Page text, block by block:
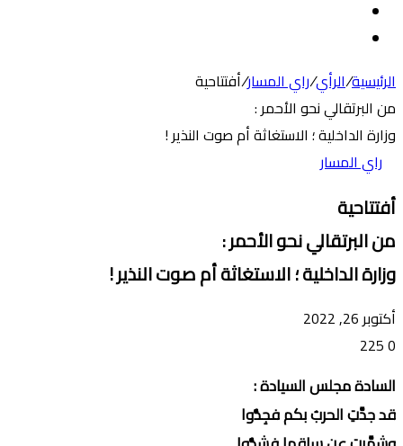
المظلم
الرئيسية/الرأي/راي المسار/أفتتاحية
من البرتقالي نحو الأحمر :
وزارة الداخلية ؛ الاستغاثة أم صوت النذير !
راي المسار
أفتتاحية
من البرتقالي نحو الأحمر :
وزارة الداخلية ؛ الاستغاثة أم صوت النذير !
أكتوبر 26, 2022
0
السادة مجلس السيادة :
قد جدَّتِ الحربُ بكم فجِدُّوا